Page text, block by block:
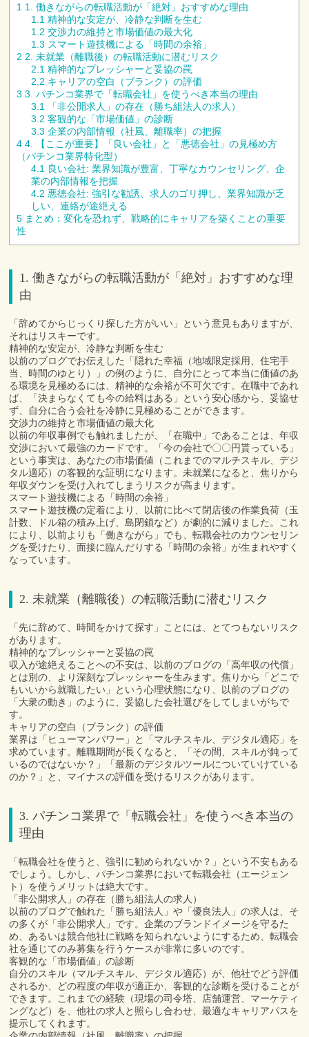
1 1. 働きながらの転職活動が「絶対」おすすめな理由
1.1 精神的な安定が、冷静な判断を生む
1.2 交渉力の維持と市場価値の最大化
1.3 スマート遊技機による「時間の余裕」
2 2. 未就業（離職後）の転職活動に潜むリスク
2.1 精神的なプレッシャーと妥協の罠
2.2 キャリアの空白（ブランク）の評価
3 3. パチンコ業界で「転職会社」を使うべき本当の理由
3.1
「非公開求人」の存在（勝ち組法人の求人）
3.2 客観的な「市場価値」の診断
3.3 企業の内部情報（社風、離職率）の把握
4 4. 【ここが重要】「良い会社」と「悪徳会社」の見極め方
（パチンコ業界特化型）
4.1 良い会社: 業界知識が豊富、丁寧なカウンセリング、企
業の内部情報を把握
4.2 悪徳会社: 強引な勧誘、求人のゴリ押し、業界知識が乏
しい、連絡が途絶える
5 まとめ：変化を恐れず、戦略的にキャリアを築くことの重要
性
1. 働きながらの転職活動が「絶対」おすすめな理
由
「辞めてからじっくり探した方がいい」という意見もありますが、
それはリスキーです。
精神的な安定が、冷静な判断を生む
以前のブログでお伝えした「隠れた幸福（地域限定採用、住宅手
当、時間のゆとり）」の例のように、自分にとって本当に価値のあ
る環境を見極めるには、精神的な余裕が不可欠です。在職中であれ
ば、「決まらなくても今の給料はある」という安心感から、妥協せ
ず、自分に合う会社を冷静に見極めることができます。
交渉力の維持と市場価値の最大化
以前の年収事例でも触れましたが、「在職中」であることは、年収
交渉において最強のカードです。「今の会社で〇〇円貰っている」
という事実は、あなたの市場価値（これまでのマルチスキル、デジ
タル適応）の客観的な証明になります。未就業になると、焦りから
年収ダウンを受け入れてしまうリスクが高まります。
スマート遊技機による「時間の余裕」
スマート遊技機の定着により、以前に比べて閉店後の作業負荷（玉
計数、ドル箱の積み上げ、島閉鎖など）が劇的に減りました。これ
により、以前よりも「働きながら」でも、転職会社のカウンセリン
グを受けたり、面接に臨んだりする「時間の余裕」が生まれやすく
なっています。
2. 未就業（離職後）の転職活動に潜むリスク
「先に辞めて、時間をかけて探す」ことには、とてつもないリスク
があります。
精神的なプレッシャーと妥協の罠
収入が途絶えることへの不安は、以前のブログの「高年収の代償」
とは別の、より深刻なプレッシャーを生みます。焦りから「どこで
もいいから就職したい」という心理状態になり、以前のブログの
「大衆の動き」のように、妥協した会社選びをしてしまいがちで
す。
キャリアの空白（ブランク）の評価
業界は「ヒューマンパワー」と「マルチスキル、デジタル適応」を
求めています。離職期間が長くなると、「その間、スキルが鈍って
いるのではないか？」「最新のデジタルツールについていけている
のか？」と、マイナスの評価を受けるリスクがあります。
3. パチンコ業界で「転職会社」を使うべき本当の
理由
「転職会社を使うと、強引に勧められないか？」という不安もある
でしょう。しかし、パチンコ業界において転職会社（エージェン
ト）を使うメリットは絶大です。
「非公開求人」の存在（勝ち組法人の求人）
以前のブログで触れた「勝ち組法人」や「優良法人」の求人は、そ
の多くが「非公開求人」です。企業のブランドイメージを守るた
め、あるいは競合他社に戦略を知られないようにするため、転職会
社を通じてのみ募集を行うケースが非常に多いのです。
客観的な「市場価値」の診断
自分のスキル（マルチスキル、デジタル適応）が、他社でどう評価
されるか、どの程度の年収が適正か、客観的な診断を受けることが
できます。これまでの経験（現場の司令塔、店舗運営、マーケティ
ングなど）を、他社の求人と照らし合わせ、最適なキャリアパスを
提示してくれます。